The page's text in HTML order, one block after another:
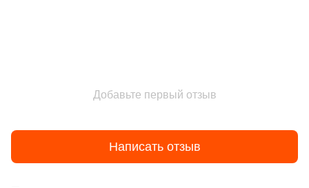
Добавьте первый отзыв
Написать отзыв